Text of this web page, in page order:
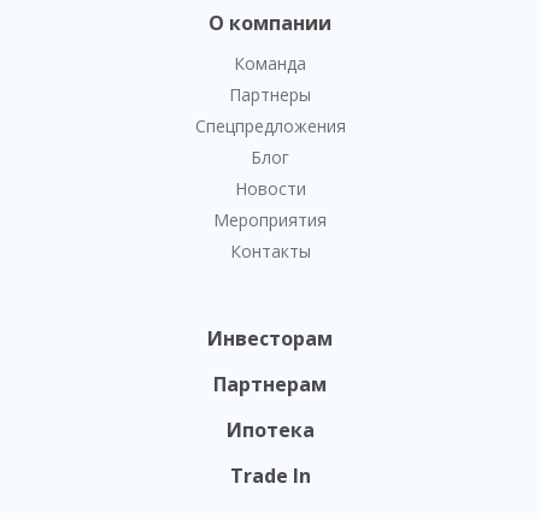
О компании
Команда
Партнеры
Спецпредложения
Блог
Новости
Мероприятия
Контакты
Инвесторам
Партнерам
Ипотека
Trade In